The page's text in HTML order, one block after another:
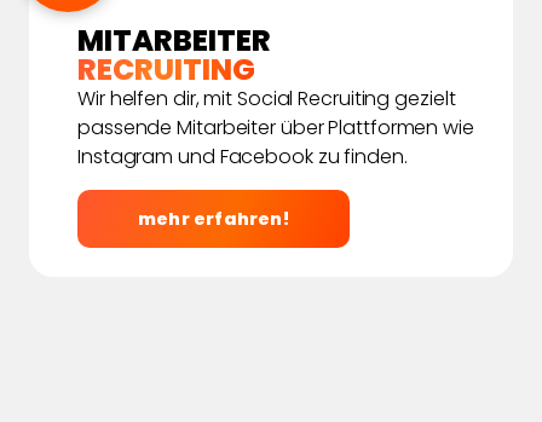
MITARBEITER
RECRUITING
Wir helfen dir, mit Social Recruiting gezielt
passende Mitarbeiter über Plattformen wie
Instagram und Facebook zu finden.
mehr erfahren!